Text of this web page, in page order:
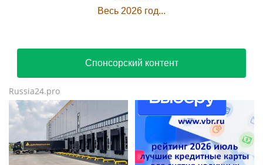
Весь 2026 год...
Спонсорский контент
Russia24.pro